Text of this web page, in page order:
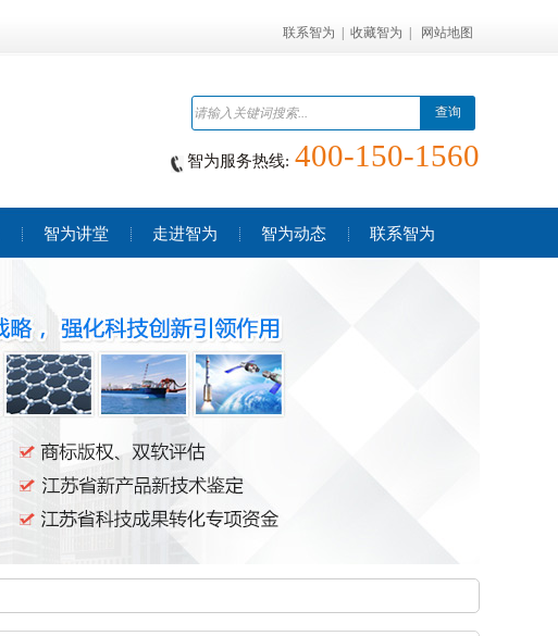
联系智为 收藏智为 网站地图
查询
智为服务热线: 400-150-1560
智为讲堂 走进智为 智为动态 联系智为